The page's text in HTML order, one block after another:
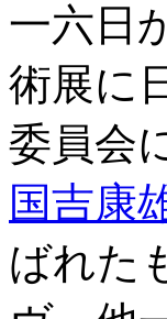
一六日
術展に
委員会
国吉康
ばれた